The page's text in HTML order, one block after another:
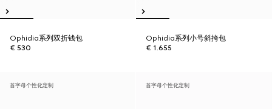
Ophidia系列双折钱包
€ 530
Ophidia系列小号斜挎包
€ 1.655
首字母个性化定制 首字母个性化定制